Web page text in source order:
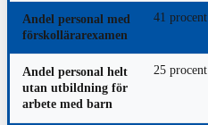
Andel personal med
förskollärarexamen
41 procent
Andel personal helt
utan utbildning för
arbete med barn
25 procent